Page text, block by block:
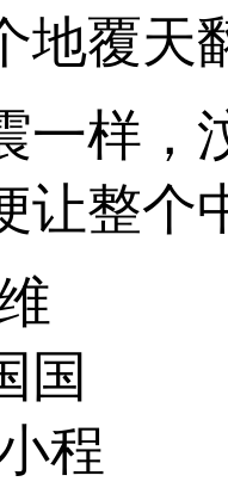
地覆天
一样，
让整个